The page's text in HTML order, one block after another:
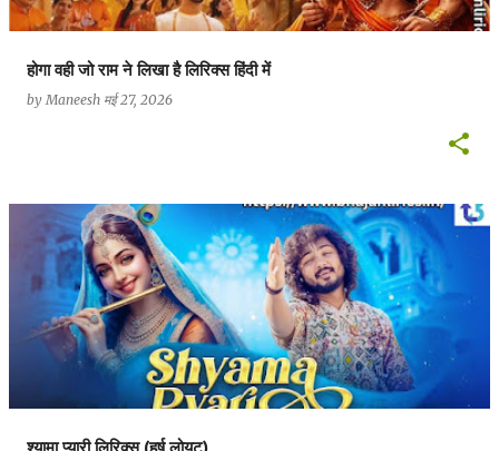
होगा वही जो राम ने लिखा है लिरिक्स हिंदी में
byManeesh मई 27, 2026
श्यामा प्यारी लिरिक्स (हर्ष लोयट)